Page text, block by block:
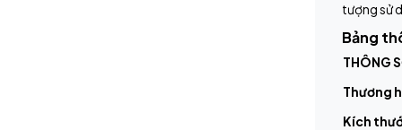
tượng sử
Bảng
THÔNG
Thương
Kích